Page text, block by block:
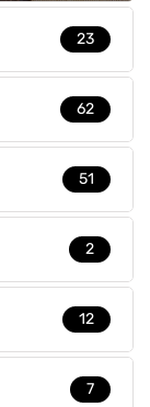
23
62
51
2
12
7